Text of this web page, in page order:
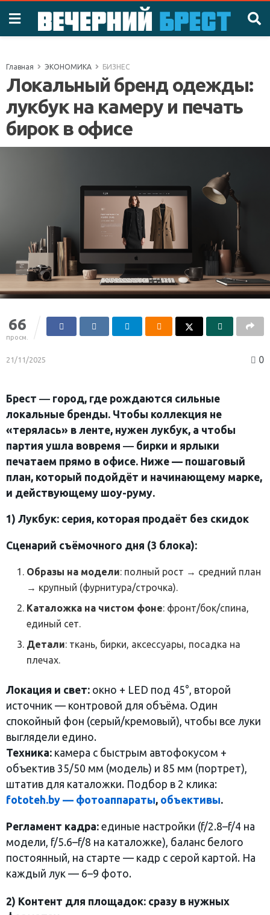
Главная ЭКОНОМИКА БИЗНЕС
Локальный бренд одежды:
лукбук на камеру и печать
бирок в офисе
66
просм.
21/11/2025 0
Брест ― город, где рождаются сильные
локальные бренды. Чтобы коллекция не
«терялась» в ленте, нужен лукбук, а чтобы
партия ушла вовремя ― бирки и ярлыки
печатаем прямо в офисе. Ниже — пошаговый
план, который подойдёт и начинающему марке,
и действующему шоу-руму.
1) Лукбук: серия, которая продаёт без скидок
Сценарий съёмочного дня (3 блока):
Образы на модели: полный рост → средний план
→ крупный (фурнитура/строчка).
Каталожка на чистом фоне: фронт/бок/спина,
единый сет.
Детали: ткань, бирки, аксессуары, посадка на
плечах.
Локация и свет: окно + LED под 45°, второй
источник — контровой для объёма. Один
спокойный фон (серый/кремовый), чтобы все луки
выглядели едино.
Техника: камера с быстрым автофокусом +
объектив 35/50 мм (модель) и 85 мм (портрет),
штатив для каталожки. Подбор в 2 клика:
fototeh.by — фотоаппараты, объективы.
Регламент кадра: единые настройки (f/2.8–f/4 на
модели, f/5.6–f/8 на каталожке), баланс белого
постоянный, на старте — кадр с серой картой. На
каждый лук — 6–9 фото.
2) Контент для площадок: сразу в нужных